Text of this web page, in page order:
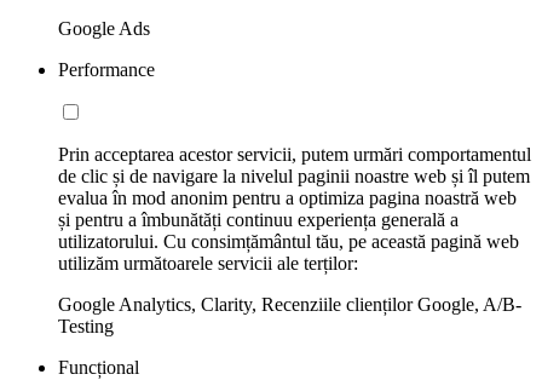
Google Ads
Performance
Prin acceptarea acestor servicii, putem urmări comportamentul
de clic și de navigare la nivelul paginii noastre web și îl putem
evalua în mod anonim pentru a optimiza pagina noastră web
și pentru a îmbunătăți continuu experiența generală a
utilizatorului. Cu consimțământul tău, pe această pagină web
utilizăm următoarele servicii ale terților:
Google Analytics, Clarity, Recenziile clienților Google, A/B-
Testing
Funcțional